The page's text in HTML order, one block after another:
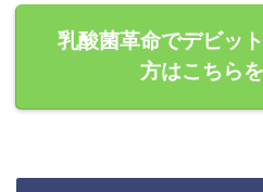
乳酸菌革命でデビッ
方はこちら